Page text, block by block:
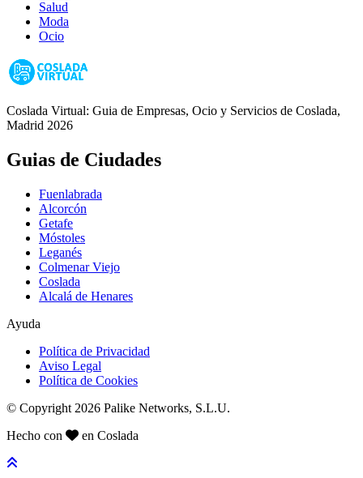
Salud
Moda
Ocio
Coslada Virtual: Guia de Empresas, Ocio y Servicios de Coslada,
Madrid 2026
Guias de Ciudades
Fuenlabrada
Alcorcón
Getafe
Móstoles
Leganés
Colmenar Viejo
Coslada
Alcalá de Henares
Ayuda
Política de Privacidad
Aviso Legal
Política de Cookies
© Copyright 2026 Palike Networks, S.L.U.
Hecho con
en Coslada